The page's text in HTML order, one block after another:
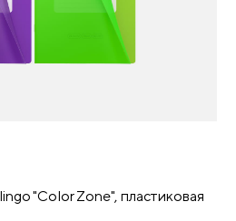
"Color Zone", пластиковая